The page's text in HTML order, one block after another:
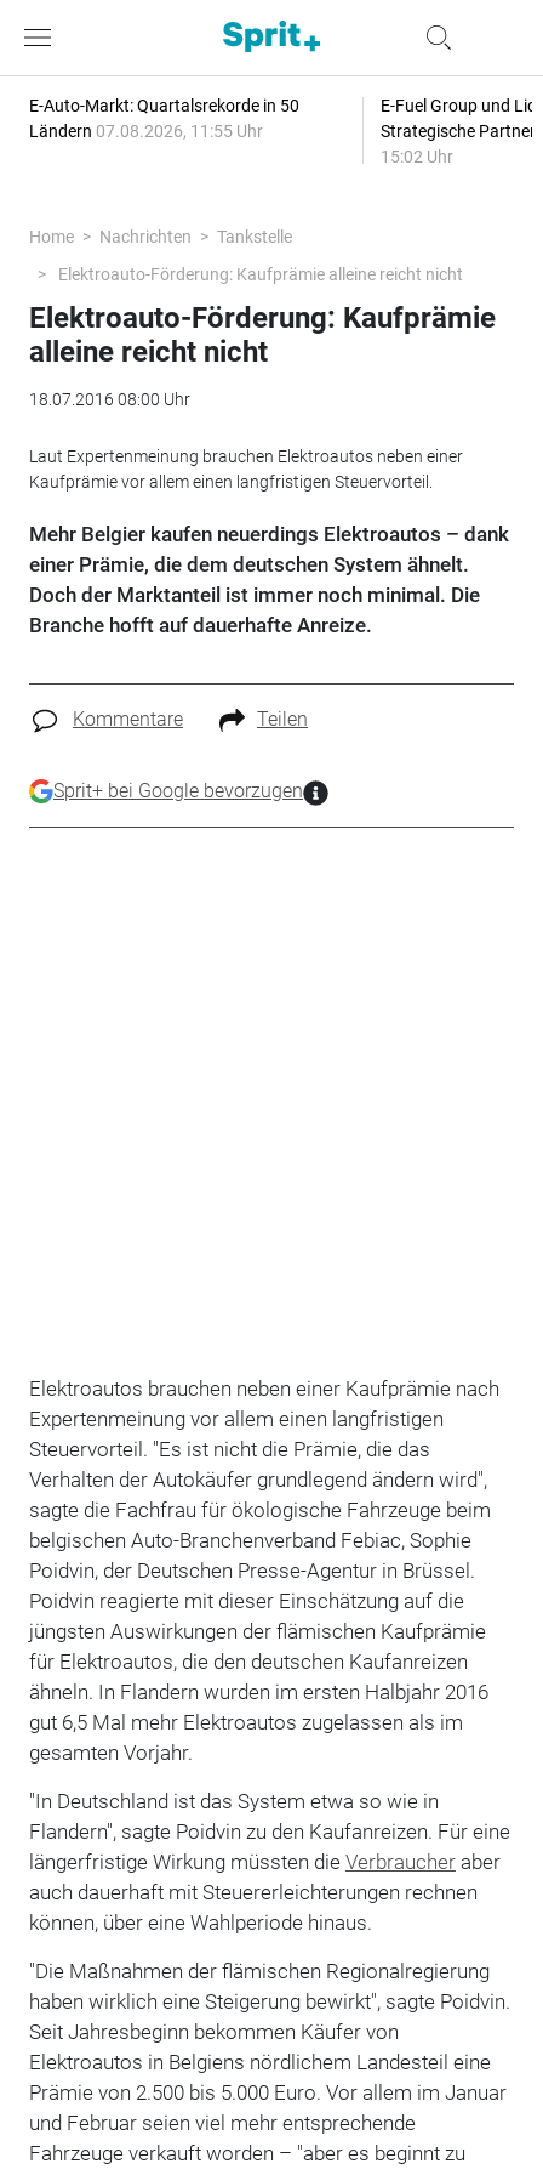
E-Auto-Markt: Quartalsrekorde in 50
Ländern 07.08.2026, 11:55 Uhr
E-Fuel Group und
Strategische
15:02 Uhr
Home Nachrichten
Tankstelle
Elektroauto-Förderung: Kaufprämie alleine reicht nicht
Elektroauto-Förderung: Kaufprämie
alleine reicht nicht
18.07.2016 08:00 Uhr
Laut Expertenmeinung brauchen Elektroautos neben einer
Kaufprämie vor allem einen langfristigen Steuervorteil.
Mehr Belgier kaufen neuerdings Elektroautos – dank
einer Prämie, die dem deutschen System ähnelt.
Doch der Marktanteil ist immer noch minimal. Die
Branche hofft auf dauerhafte Anreize.
Kommentare Teilen
Sprit+ bei Google bevorzugen
Elektroautos brauchen neben einer Kaufprämie nach
Expertenmeinung vor allem einen langfristigen
Steuervorteil. "Es ist nicht die Prämie, die das
Verhalten der Autokäufer grundlegend ändern wird",
sagte die Fachfrau für ökologische Fahrzeuge beim
belgischen Auto-Branchenverband Febiac, Sophie
Poidvin, der Deutschen Presse-Agentur in Brüssel.
Poidvin reagierte mit dieser Einschätzung auf die
jüngsten Auswirkungen der flämischen Kaufprämie
für Elektroautos, die den deutschen Kaufanreizen
ähneln. In Flandern wurden im ersten Halbjahr 2016
gut 6,5 Mal mehr Elektroautos zugelassen als im
gesamten Vorjahr.
"In Deutschland ist das System etwa so wie in
Flandern", sagte Poidvin zu den Kaufanreizen. Für eine
längerfristige Wirkung müssten die Verbraucheraber
auch dauerhaft mit Steuererleichterungen rechnen
können, über eine Wahlperiode hinaus.
"Die Maßnahmen der flämischen Regionalregierung
haben wirklich eine Steigerung bewirkt", sagte Poidvin.
Seit Jahresbeginn bekommen Käufer von
Elektroautos in Belgiens nördlichem Landesteil eine
Prämie von 2.500 bis 5.000 Euro. Vor allem im Januar
und Februar seien viel mehr entsprechende
Fahrzeuge verkauft worden – "aber es beginnt zu